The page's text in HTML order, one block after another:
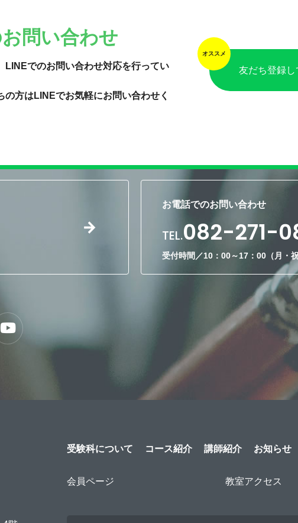
問い合わせ
LINEでのお問い合わせ対応を行ってい
の方はLINEでお気軽にお問い合わせく
友だち登録
お電話でのお問い合わせ
TEL.082-271-
受付時間／10：00～17：00（月・
受験科について コース紹介 講師紹介 お知らせ
会員ページ 教室アクセス